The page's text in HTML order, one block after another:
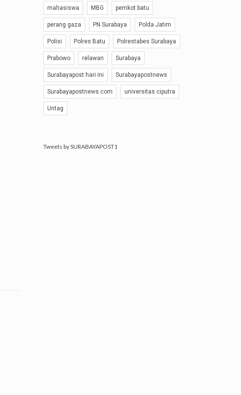
mahasiswa MBG pemkot batu
perang gaza PN Surabaya Polda Jatim
Polisi Polres Batu Polrestabes Surabaya
Prabowo relawan Surabaya
Surabayapost hari ini Surabayapostnews
Surabayapostnews.com universitas ciputra
Untag
Tweets by SURABAYAPOST1